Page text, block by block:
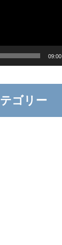
09:00
ゴリー